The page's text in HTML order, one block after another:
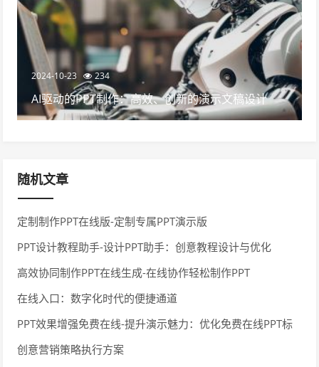
2024-10-23 234
AI驱动的PPT制作：高效、创新的演示文稿设计
随机文章
定制制作PPT在线版-定制专属PPT演示版
PPT设计教程助手-设计PPT助手：创意教程设计与优化
高效协同制作PPT在线生成-在线协作轻松制作PPT
在线入口：数字化时代的便捷通道
PPT效果增强免费在线-提升演示魅力：优化免费在线PPT标
题
创意营销策略执行方案